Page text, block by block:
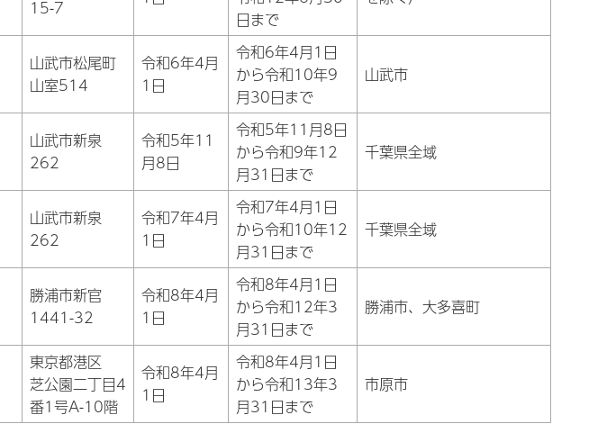
15-7
日まで
山武市松尾町
山室514
令和6年4月
1日
令和6年4月1日
から令和10年9
月30日まで
山武市
山武市新泉
262
令和5年11
月8日
令和5年11月8日
から令和9年12
月31日まで
千葉県全域
山武市新泉
262
令和7年4月
1日
令和7年4月1日
から令和10年12
月31日まで
千葉県全域
勝浦市新官
1441-32
令和8年4月
1日
令和8年4月1日
から令和12年3
月31日まで
勝浦市、大多喜町
東京都港区
芝公園二丁目4
番1号A-10階
令和8年4月
1日
令和8年4月1日
から令和13年3
月31日まで
市原市